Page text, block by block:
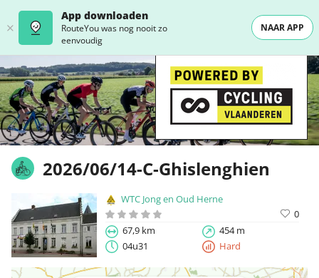
App downloaden
RouteYou was nog nooit zo
eenvoudig
NAAR APP
2026/06/14-C-Ghislenghien
WTC Jong en Oud Herne
0
67,9 km
454 m
04u31
Hard